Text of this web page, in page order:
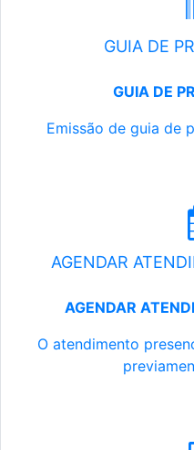
GUIA DE
GUIA DE
Emissão de guia de
AGENDAR
AGENDAR
O atendimento